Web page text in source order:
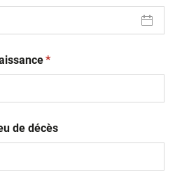
(obligatoire)
*
de décès